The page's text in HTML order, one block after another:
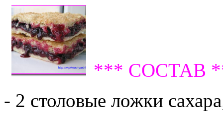
*** СОСТАВ
- 2 столовые ложки